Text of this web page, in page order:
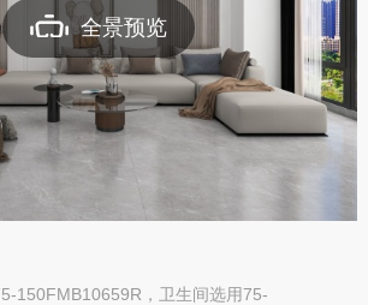
全景预览
150FMB10659R，卫生间选用75-